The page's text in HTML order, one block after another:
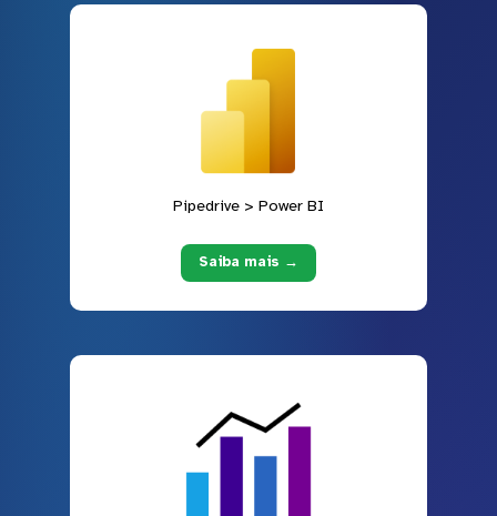
Pipedrive > Power BI
Saiba mais →